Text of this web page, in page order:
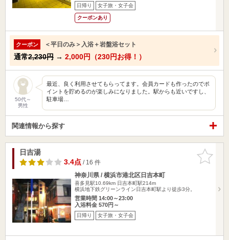
日帰り 女子旅・女子会
クーポンあり
クーポン ＜平日のみ＞入浴＋岩盤浴セット
通常2,230円 → 2,000円（230円お得！）
50代～
男性
最近、良く利用させてもらってます。会員カードも作ったのでポ
イントを貯めるのが楽しみになりました。駅からも近いですし、
駐車場…
関連情報から探す
お気に入
りに追加
日吉湯
3.4点/ 16 件
神奈川県 / 横浜市港北区日吉本町
喜多見駅10.69km 日吉本町駅214m
横浜地下鉄グリーンライン日吉本町駅より徒歩3分。
営業時間 14:00～23:00
入浴料金 570円～
日帰り 女子旅・女子会